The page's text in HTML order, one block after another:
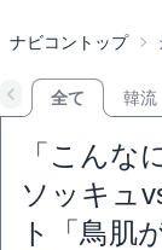
ナビコントップ
全て 韓流
「こんな
ソッキュ
ト「鳥肌